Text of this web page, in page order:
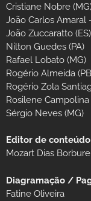
Cristiane Nobre
João Carlos Amaral
João Zuccaratto (ES)
Nilton Guedes (PA)
Rafael Lobato (MG)
Rogério Almeida
Rogério Zola
Rosilene Campolina
Sérgio Neves (MG)
Editor de
Mozart Dias
Diagramação /
Fatine Oliveira